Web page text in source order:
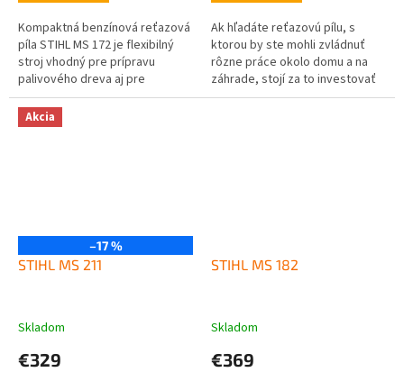
Kompaktná benzínová reťazová
píla STIHL MS 172 je flexibilný
stroj vhodný pre prípravu
palivového dreva aj pre
profesionálne použitie v
záhradníctve a pri terénnych
úpravách a...
Ak hľadáte reťazovú pílu, s
ktorou by ste mohli zvládnuť
rôzne práce okolo domu a na
záhrade, stojí za to investovať
do píly, ktorá je hodná mena
Akcia
–17 %
STIHL MS 211
Skladom
€329
STIHL MS 182
Skladom
€369